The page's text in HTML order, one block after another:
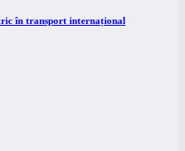
în transport internațional